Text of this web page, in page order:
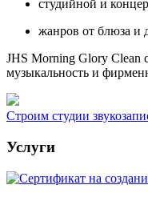
студийной и
жанров от блюза и
JHS Morning Glory Clean
музыкальность и
Строим студии
Услуги